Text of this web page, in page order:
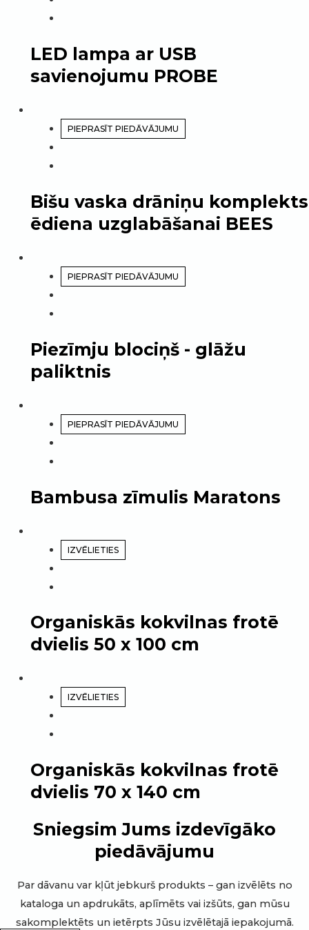
LED lampa ar USB
savienojumu PROBE
PIEPRASĪT PIEDĀVĀJUMU
Bišu vaska drāniņu komplekts
ēdiena uzglabāšanai BEES
PIEPRASĪT PIEDĀVĀJUMU
Piezīmju blociņš - glāžu
paliktnis
PIEPRASĪT PIEDĀVĀJUMU
Bambusa zīmulis Maratons
IZVĒLIETIES
Organiskās kokvilnas frotē
dvielis 50 x 100 cm
IZVĒLIETIES
Organiskās kokvilnas frotē
dvielis 70 x 140 cm
Sniegsim Jums izdevīgāko
piedāvājumu
Par dāvanu var kļūt jebkurš produkts – gan izvēlēts no
kataloga un apdrukāts, aplīmēts vai izšūts, gan mūsu
sakomplektēts un ietērpts Jūsu izvēlētajā iepakojumā.